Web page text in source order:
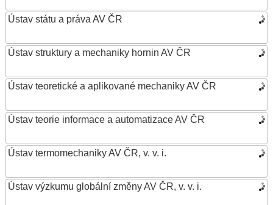
Ústav státu a práva AV ČR
Ústav struktury a mechaniky hornin AV ČR
Ústav teoretické a aplikované mechaniky AV ČR
Ústav teorie informace a automatizace AV ČR
Ústav termomechaniky AV ČR, v. v. i.
Ústav výzkumu globální změny AV ČR, v. v. i.